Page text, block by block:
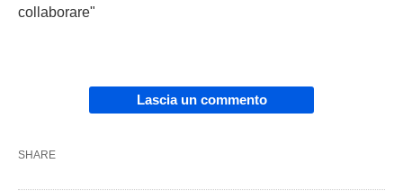
collaborare"
Lascia un commento
SHARE